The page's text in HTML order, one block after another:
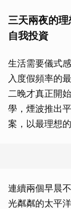
三天兩夜的
自我投資
生活需要儀式
入度假頻率的
二晚才真正開
學，煙波推出
案，以最理想
連續兩個早晨
光粼粼的太平